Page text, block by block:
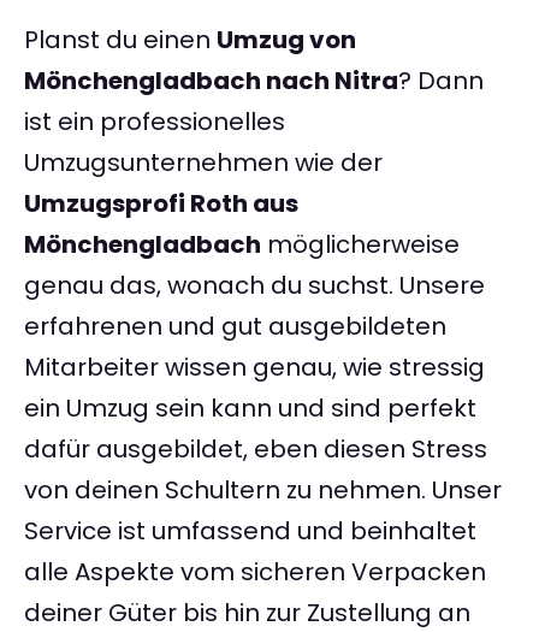
Planst du einen Umzug von
Mönchengladbach nach Nitra? Dann
ist ein professionelles
Umzugsunternehmen wie der
Umzugsprofi Roth aus
Mönchengladbach möglicherweise
genau das, wonach du suchst. Unsere
erfahrenen und gut ausgebildeten
Mitarbeiter wissen genau, wie stressig
ein Umzug sein kann und sind perfekt
dafür ausgebildet, eben diesen Stress
von deinen Schultern zu nehmen. Unser
Service ist umfassend und beinhaltet
alle Aspekte vom sicheren Verpacken
deiner Güter bis hin zur Zustellung an